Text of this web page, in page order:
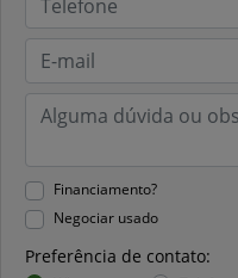
Financiamento?
Negociar usado
Preferência de contato: